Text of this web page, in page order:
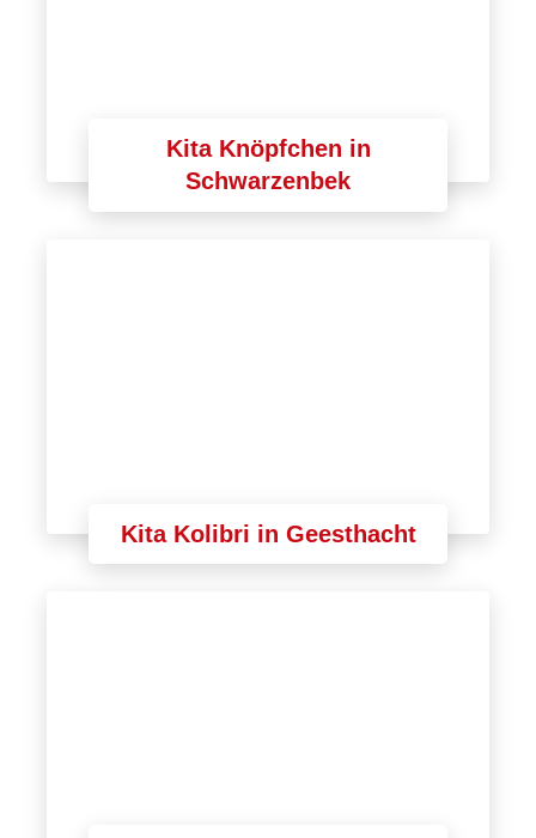
Kita Knöpfchen in
Schwarzenbek
Kita Kolibri in Geesthacht